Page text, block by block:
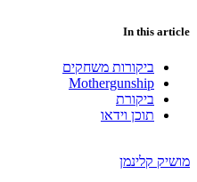
In this article
ביקורות משחקים
Mothergunship
ביקורת
תוכן וידאו
מושיק קלינמן